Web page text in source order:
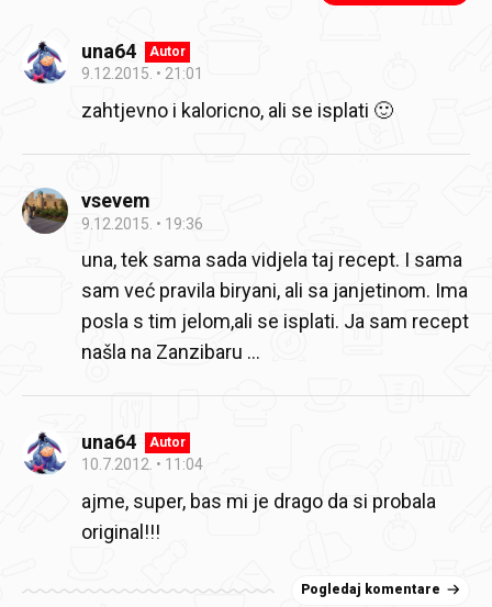
una64 Autor
9.12.2015. 21:01
zahtjevno i kaloricno, ali se isplati 🙂
vsevem
9.12.2015. 19:36
una, tek sama sada vidjela taj recept. I sama
sam već pravila biryani, ali sa janjetinom. Ima
posla s tim jelom,ali se isplati. Ja sam recept
našla na Zanzibaru ...
una64 Autor
10.7.2012. 11:04
ajme, super, bas mi je drago da si probala
original!!!
Pogledaj komentare